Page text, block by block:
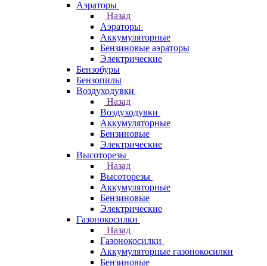
Аэраторы
Назад
Аэраторы
Аккумуляторные
Бензиновые аэраторы
Электрические
Бензобуры
Бензопилы
Воздуходувки
Назад
Воздуходувки
Аккумуляторные
Бензиновые
Электрические
Высоторезы
Назад
Высоторезы
Аккумуляторные
Бензиновые
Электрические
Газонокосилки
Назад
Газонокосилки
Аккумуляторные газонокосилки
Бензиновые